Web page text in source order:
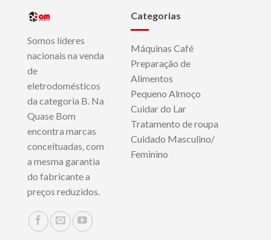
Somos líderes
nacionais na venda
de
eletrodomésticos
da categoria B. Na
Quase Bom
encontra marcas
conceituadas, com
a mesma garantia
do fabricante a
preços reduzidos.
Categorias
Máquinas Café
Preparação de
Alimentos
Pequeno Almoço
Cuidar do Lar
Tratamento de roupa
Cuidado Masculino/
Feminino